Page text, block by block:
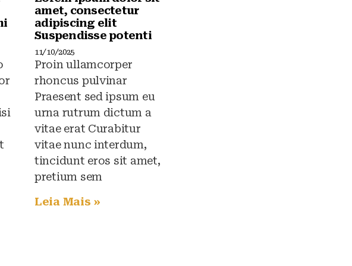
amet, consectetur
adipiscing elit
Suspendisse potenti
11/10/2025
Proin ullamcorper
rhoncus pulvinar
Praesent sed ipsum eu
urna rutrum dictum a
vitae erat Curabitur
vitae nunc interdum,
tincidunt eros sit amet,
pretium sem
Leia Mais »